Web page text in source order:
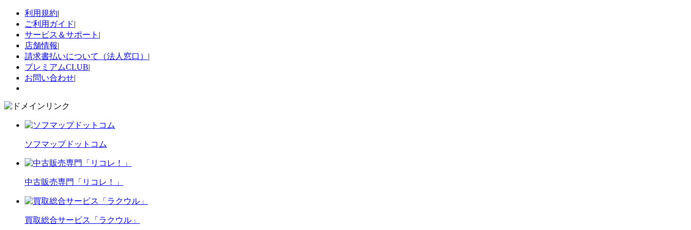
利用規約|
ご利用ガイド|
サービス＆サポート |
店舗情報|
請求書払いについて（法人窓口） |
プレミアムCLUB|
お問い合わせ|
ソフマップドットコム
中古販売専門「リコレ！」
買取総合サービス「ラクウル」